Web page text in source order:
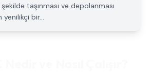
şekilde taşınması ve depolanması
bir...